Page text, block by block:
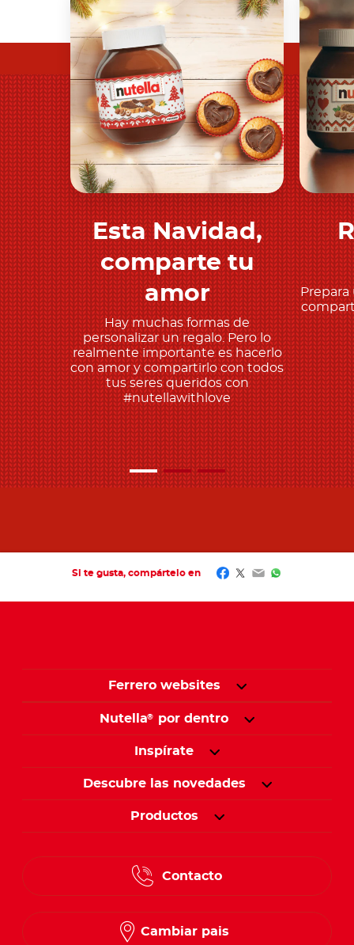
Descubre más
Esta Navidad,
comparte tu
amor
Hay muchas formas de
personalizar un regalo. Pero lo
realmente importante es hacerlo
con amor y compartirlo con todos
tus seres queridos con
#nutellawithlove
Prepara
Si te gusta, compártelo en Facebook
Twitter
EmailWhatsApp
Ferrero websites
Nutella® por dentro
Inspírate
Descubre las novedades
Productos
Contacto
Cambiar pais